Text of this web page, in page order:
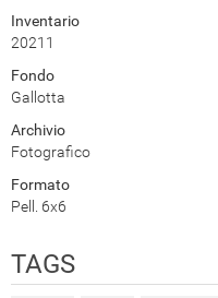
Inventario
20211
Fondo
Gallotta
Archivio
Fotografico
Formato
Pell. 6x6
TAGS